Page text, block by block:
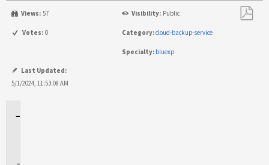
Views: 57 Visibility: Public
Votes: 0 Category:cloud-backup-service
Specialty: bluexp
Last Updated:
5/1/2024, 11:53:08 AM